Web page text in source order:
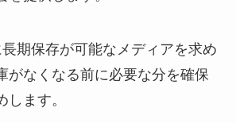
スマートレターはどこで買える？
ファミマやセブンイレブンで取り
期保存が可能なメディアを求め
がなくなる前に必要な分を確保
ます。